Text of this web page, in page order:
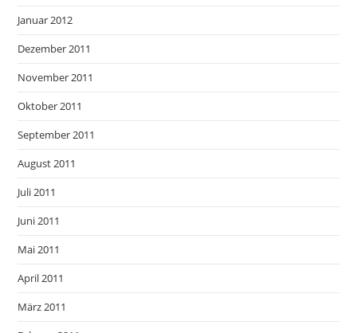
Januar 2012
Dezember 2011
November 2011
Oktober 2011
September 2011
August 2011
Juli 2011
Juni 2011
Mai 2011
April 2011
März 2011